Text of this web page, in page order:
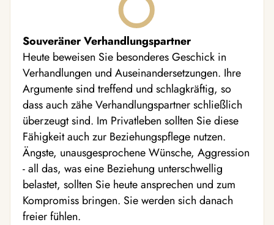
Souveräner Verhandlungspartner
Heute beweisen Sie besonderes Geschick in
Verhandlungen und Auseinandersetzungen. Ihre
Argumente sind treffend und schlagkräftig, so
dass auch zähe Verhandlungspartner schließlich
überzeugt sind. Im Privatleben sollten Sie diese
Fähigkeit auch zur Beziehungspflege nutzen.
Ängste, unausgesprochene Wünsche, Aggression
- all das, was eine Beziehung unterschwellig
belastet, sollten Sie heute ansprechen und zum
Kompromiss bringen. Sie werden sich danach
freier fühlen.